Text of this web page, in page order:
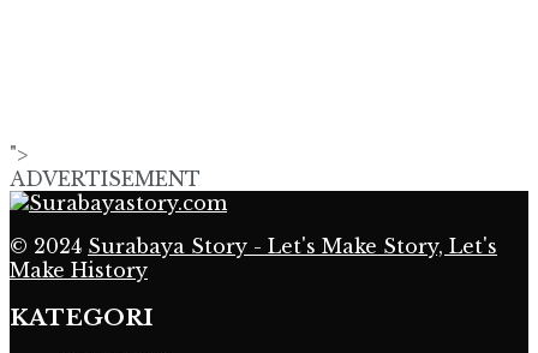
">
ADVERTISEMENT
© 2024 Surabaya Story - Let's Make Story, Let's
Make History
KATEGORI